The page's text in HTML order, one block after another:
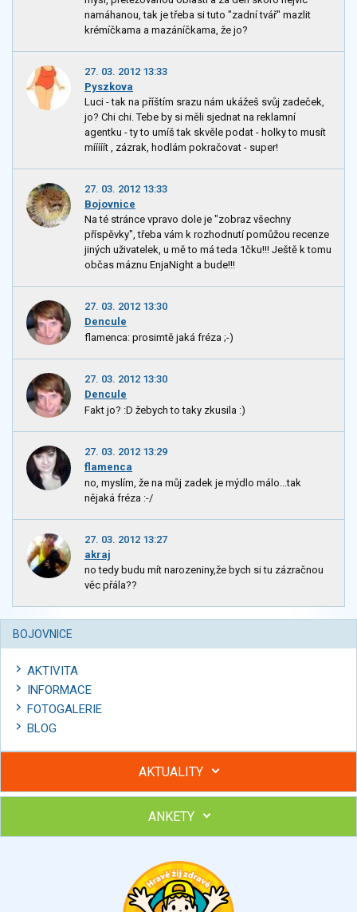
namáhanou, tak je třeba si tuto "zadní tvář" mazlit
krémíčkama a mazáníčkama, že jo?
27. 03. 2012 13:33
Pyszkova
Luci - tak na příštím srazu nám ukážeš svůj zadeček,
jo? Chi chi. Tebe by si měli sjednat na reklamní
agentku - ty to umíš tak skvěle podat - holky to musít
mííííít , zázrak, hodlám pokračovat - super!
27. 03. 2012 13:33
Bojovnice
Na té stránce vpravo dole je "zobraz všechny
příspěvky", třeba vám k rozhodnutí pomůžou recenze
jiných uživatelek, u mě to má teda 1čku!!! Ještě k tomu
občas máznu EnjaNight a bude!!!
27. 03. 2012 13:30
Dencule
flamenca: prosimtě jaká fréza ;-)
27. 03. 2012 13:30
Dencule
Fakt jo? :D žebych to taky zkusila :)
27. 03. 2012 13:29
flamenca
no, myslím, že na můj zadek je mýdlo málo...tak
nějaká fréza :-/
27. 03. 2012 13:27
akraj
no tedy budu mít narozeniny,že bych si tu zázračnou
věc přála??
BOJOVNICE
AKTIVITA
INFORMACE
FOTOGALERIE
BLOG
AKTUALITY
Hubněte s podporou lektorky a skupiny v kurzech STOBu
Chcete poradit s hubnutím? Najděte si odborníka STOBu ve
ANKETY